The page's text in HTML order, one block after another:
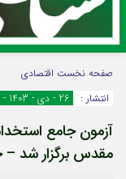
اینستاگرام
سروش
آپارات
نام کاربری یا نشانی ایمیل
رمز عبور
صفحه نخست اقتصادی
انتشار :
26 - دی - 1403 - 19:30
آزمون جامع
مقدس برگزار شد –